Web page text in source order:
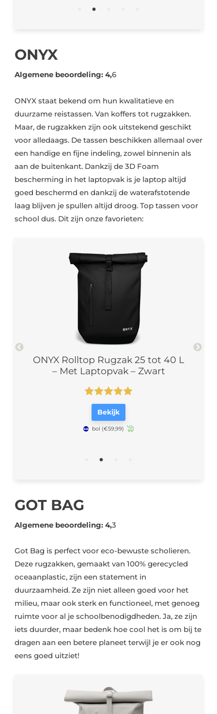
ONYX
duurzame reistassen. Van koffers tot rugzakken.
Maar, de rugzakken zijn ook uitstekend geschikt
voor alledaags. De tassen beschikken allemaal over
een handige en fijne indeling, zowel binnenin als
aan de buitenkant. Dankzij de 3D Foam
bescherming in het laptopvak is je laptop altijd
goed beschermd en dankzij de waterafstotende
laag blijven je spullen altijd droog. Top tassen voor
school dus. Dit zijn onze favorieten:
– Met Laptopvak – Zwart
Bekijk
bol
GOT BAG
Deze rugzakken, gemaakt van 100% gerecycled
oceaanplastic, zijn een statement in
duurzaamheid. Ze zijn niet alleen goed voor het
milieu, maar ook sterk en functioneel, met genoeg
ruimte voor al je schoolbenodigdheden. Ja, ze zijn
iets duurder, maar bedenk hoe cool het is om bij te
dragen aan een betere planeet terwijl je er ook nog
eens goed uitziet!